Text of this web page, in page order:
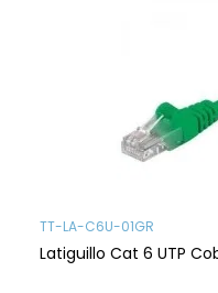
TT-LA-C6U-01GR
Latiguillo Cat 6 UTP